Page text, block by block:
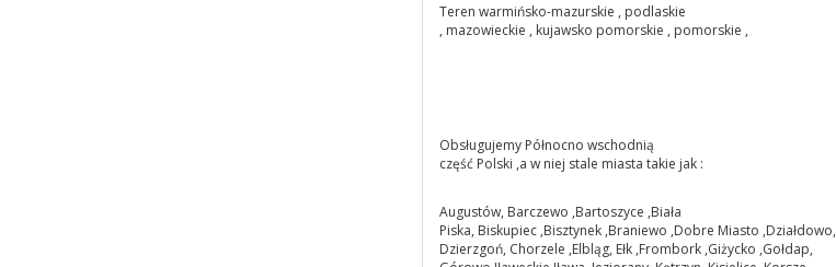
Teren warmińsko-mazurskie , podlaskie
, mazowieckie , kujawsko pomorskie , pomorskie ,
Obsługujemy Północno wschodnią
część Polski ,a w niej stale miasta takie jak :
Augustów, Barczewo ,Bartoszyce ,Biała
Piska, Biskupiec ,Bisztynek ,Braniewo ,Dobre Miasto ,Działdowo,
Dzierzgoń, Chorzele ,Elbląg, Ełk ,Frombork ,Giżycko ,Gołdap,